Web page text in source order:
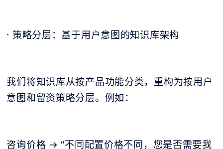
· 策略分层：基于用户意图的知识库架构
我们将知识库从按产品功能分类，重构为按用户
意图和留资策略分层。例如：
咨询价格 → “不同配置价格不同，您是否需要我